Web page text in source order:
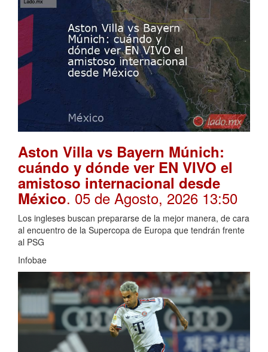
Aston Villa vs Bayern Múnich:
cuándo y dónde ver EN VIVO el
amistoso internacional desde
México. 05 de Agosto, 2026 13:50
Los ingleses buscan prepararse de la mejor manera, de cara
al encuentro de la Supercopa de Europa que tendrán frente
al PSG
Infobae